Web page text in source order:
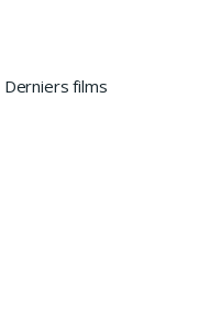
Derniers films